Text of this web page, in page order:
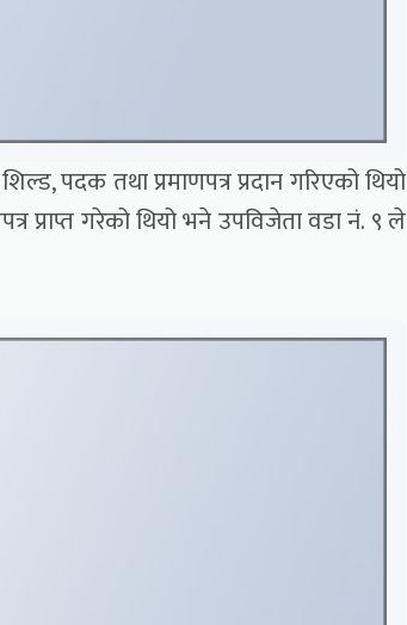
पदक तथा प्रमाणपत्र प्रदान गरिएको थियो
प्राप्त गरेको थियो भने उपविजेता वडा नं. ९ ले